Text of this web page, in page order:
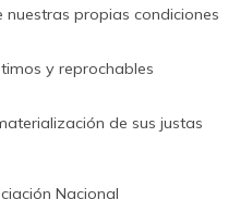
propias condiciones
y reprochables
de sus justas
Nacional